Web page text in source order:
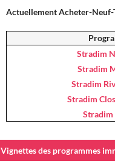
Actuellement Acheter-Neuf-
Stradim
Stradim
Stradim
Stradim
Stradim
Vignettes des programmes